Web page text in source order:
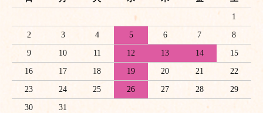
1
2 3 4 5 6 7 8
9 10 11 12 13 14 15
16 17 18 19 20 21 22
23 24 25 26 27 28 29
30 31